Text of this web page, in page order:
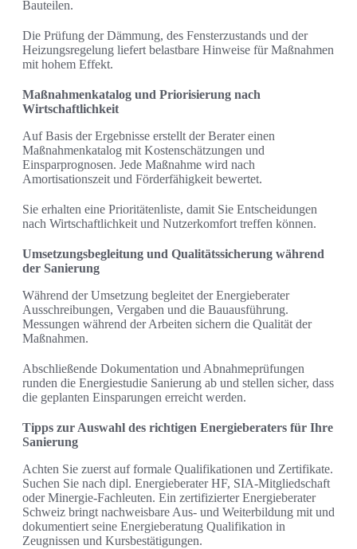
Bauteilen.
Die Prüfung der Dämmung, des Fensterzustands und der
Heizungsregelung liefert belastbare Hinweise für Maßnahmen
mit hohem Effekt.
Maßnahmenkatalog und Priorisierung nach
Wirtschaftlichkeit
Auf Basis der Ergebnisse erstellt der Berater einen
Maßnahmenkatalog mit Kostenschätzungen und
Einsparprognosen. Jede Maßnahme wird nach
Amortisationszeit und Förderfähigkeit bewertet.
Sie erhalten eine Prioritätenliste, damit Sie Entscheidungen
nach Wirtschaftlichkeit und Nutzerkomfort treffen können.
Umsetzungsbegleitung und Qualitätssicherung während
der Sanierung
Während der Umsetzung begleitet der Energieberater
Ausschreibungen, Vergaben und die Bauausführung.
Messungen während der Arbeiten sichern die Qualität der
Maßnahmen.
Abschließende Dokumentation und Abnahmeprüfungen
runden die Energiestudie Sanierung ab und stellen sicher, dass
die geplanten Einsparungen erreicht werden.
Tipps zur Auswahl des richtigen Energieberaters für Ihre
Sanierung
Achten Sie zuerst auf formale Qualifikationen und Zertifikate.
Suchen Sie nach dipl. Energieberater HF, SIA-Mitgliedschaft
oder Minergie-Fachleuten. Ein zertifizierter Energieberater
Schweiz bringt nachweisbare Aus- und Weiterbildung mit und
dokumentiert seine Energieberatung Qualifikation in
Zeugnissen und Kursbestätigungen.